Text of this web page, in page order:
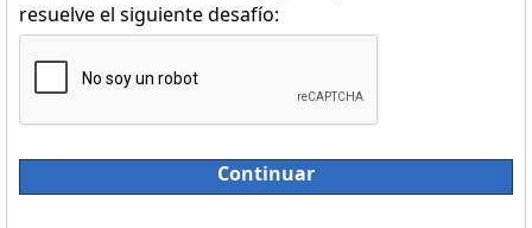
resuelve el siguiente desafío:
Continuar